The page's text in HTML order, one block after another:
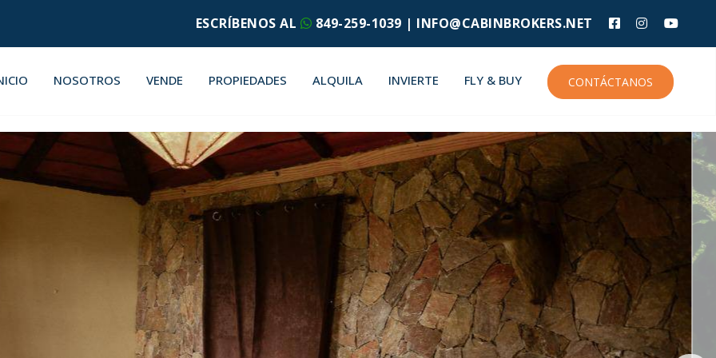
ESCRÍBENOS AL 849-259-1039 | INFO@CABINBROKERS.NET
NOSOTROS VENDE PROPIEDADES ALQUILA INVIERTE FLY & BUY CONTÁCTANOS